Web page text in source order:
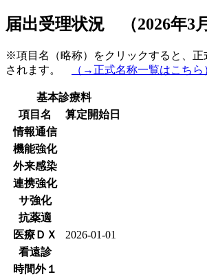
届出受理状況 （2026年3
※項目名（略称）をクリックすると、正
されます。
（→正式名称一覧はこちら
基本診療料
項目名
算定開始日
情報通信
機能強化
外来感染
連携強化
サ強化
抗薬適
医療ＤＸ
2026-01-01
看遠診
時間外１